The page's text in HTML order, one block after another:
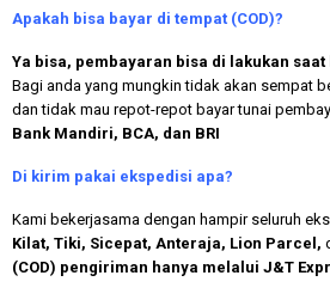
Apakah bisa bayar di tempat (COD)?
Ya bisa, pembayaran bisa di lakukan
Bagi anda yang mungkin tidak akan sempat
dan tidak mau repot-repot bayar tunai
Bank Mandiri, BCA, dan BRI
Di kirim pakai ekspedisi apa?
Kami bekerjasama dengan hampir seluruh
Kilat, Tiki, Sicepat, Anteraja, Lion Parcel,
(COD) pengiriman hanya melalui J&T